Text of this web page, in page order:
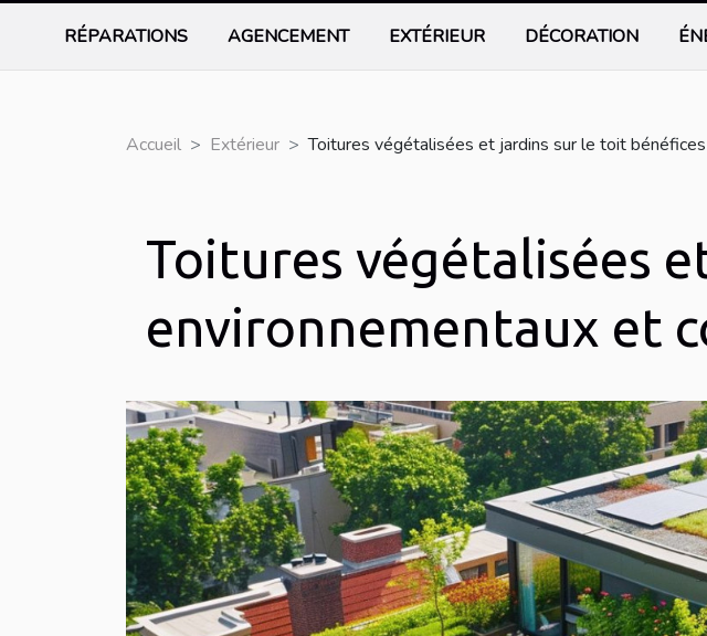
RÉPARATIONS AGENCEMENT EXTÉRIEUR DÉCORATION
Accueil Extérieur Toitures végétalisées et jardins sur le toit
Toitures végétalisées
environnementaux et